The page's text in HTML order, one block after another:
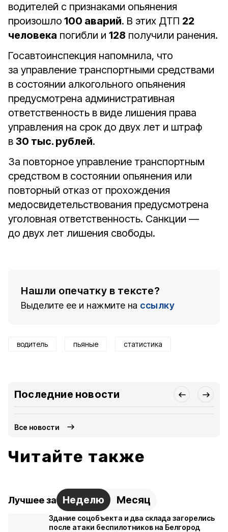
водителей с признаками опьянения
произошло 100 аварий. В этих ДТП 22
человека погибли и 128 получили ранения.
Госавтоинспекция напомнила, что
за управление транспортными средствами
в состоянии алкогольного опьянения
предусмотрена административная
ответственность в виде лишения права
управления на срок до двух лет и штраф
в 30 тыс. рублей.
За повторное управление транспортным
средством в состоянии опьянения или
повторный отказ от прохождения
медосвидетельствования предусмотрена
уголовная ответственность. Санкции —
до двух лет лишения свободы.
Нашли опечатку в тексте?
Выделите ее и нажмите на ссылку
водитель пьяные статистика
Последние новости
Все новости
Читайте также
Лучшее за Неделю Месяц
Здание соцобъекта и два склада загорелись
после атаки беспилотников на Белгород